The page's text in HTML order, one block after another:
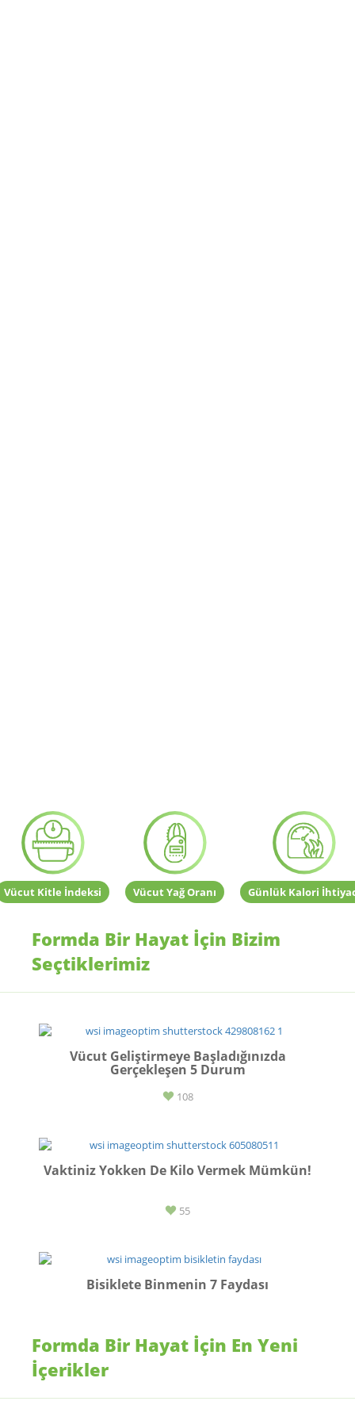
Vücut Kitle İndeksi Vücut Yağ Oranı Günlük Kalori
Formda Bir Hayat İçin Bizim
Seçtiklerimiz
SPOR
Vücut Geliştirmeye Başladığınızda
Gerçekleşen 5 Durum
108
BESLENME
Vaktiniz Yokken De Kilo Vermek Mümkün!
55
SPOR
Bisiklete Binmenin 7 Faydası
SPOR
Formda Bir Hayat İçin En Yeni
İçerikler